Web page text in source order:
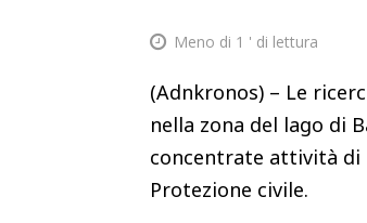
Meno di 1 ' di lettura
(Adnkronos) – Le
nella zona del lago di
concentrate attività di
Protezione civile.